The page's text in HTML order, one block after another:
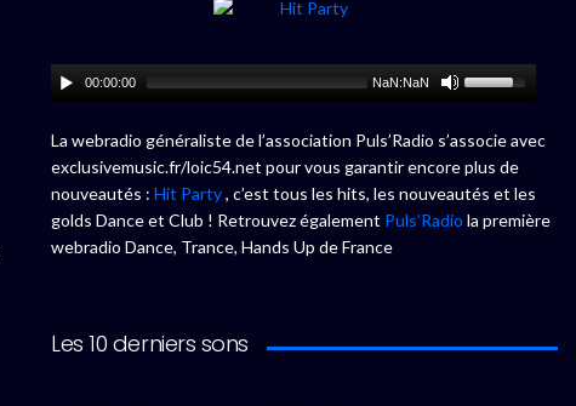
00:00:00 NaN:NaN
La webradio généraliste de l’association Puls’Radio s’associe avec
exclusivemusic.fr/loic54.net pour vous garantir encore plus de
nouveautés : Hit Party, c’est tous les hits, les nouveautés et les
golds Dance et Club ! Retrouvez également Puls’Radio la première
webradio Dance, Trance, Hands Up de France
Les 10 derniers sons